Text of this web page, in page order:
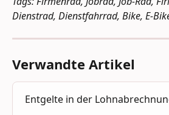
Dienstrad, Dienstfahrrad, Bike, E-
Verwandte Artikel
Entgelte in der